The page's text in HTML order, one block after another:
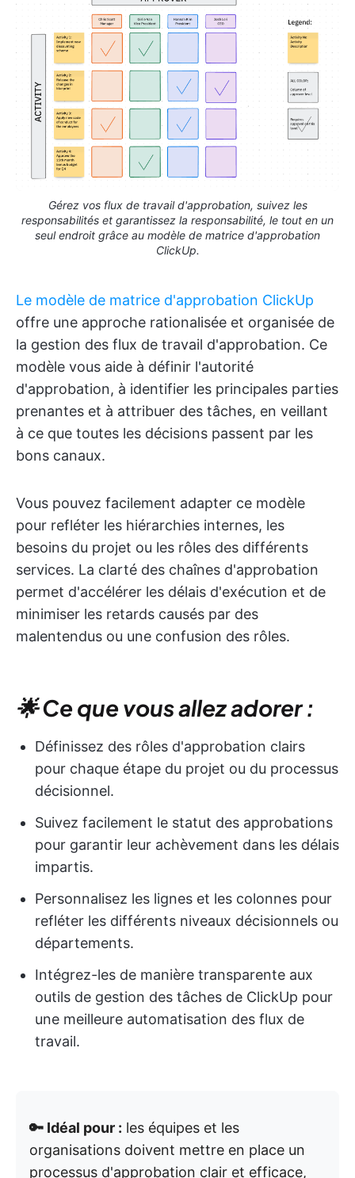
Gérez vos flux de travail d'approbation, suivez les
responsabilités et garantissez la responsabilité, le tout en un
seul endroit grâce au modèle de matrice d'approbation
ClickUp.
Le modèle de matrice d'approbation ClickUp
offre une approche rationalisée et organisée de
la gestion des flux de travail d'approbation. Ce
modèle vous aide à définir l'autorité
d'approbation, à identifier les principales parties
prenantes et à attribuer des tâches, en veillant
à ce que toutes les décisions passent par les
bons canaux.
Vous pouvez facilement adapter ce modèle
pour refléter les hiérarchies internes, les
besoins du projet ou les rôles des différents
services. La clarté des chaînes d'approbation
permet d'accélérer les délais d'exécution et de
minimiser les retards causés par des
malentendus ou une confusion des rôles.
🌟 Ce que vous allez adorer :
Définissez des rôles d'approbation clairs
pour chaque étape du projet ou du processus
décisionnel.
Suivez facilement le statut des approbations
pour garantir leur achèvement dans les délais
impartis.
Personnalisez les lignes et les colonnes pour
refléter les différents niveaux décisionnels ou
départements.
Intégrez-les de manière transparente aux
outils de gestion des tâches de ClickUp pour
une meilleure automatisation des flux de
travail.
🔑 Idéal pour : les équipes et les
organisations doivent mettre en place un
processus d'approbation clair et efficace,